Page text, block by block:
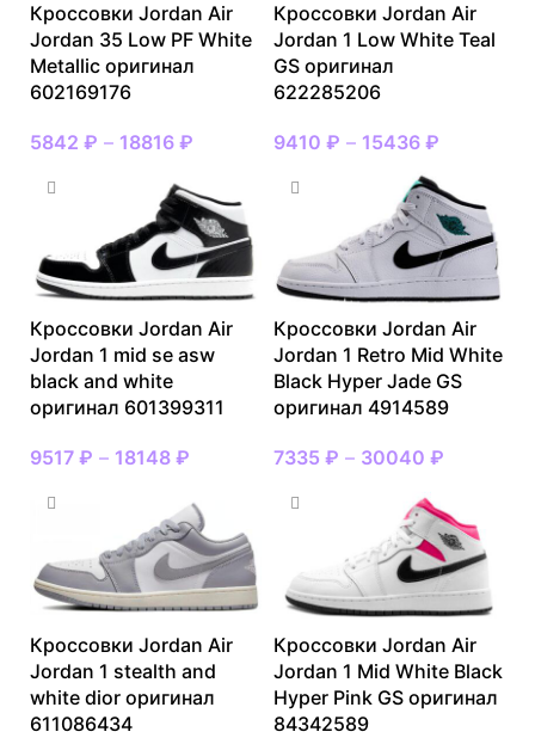
Кроссовки Jordan Air
Jordan 35 Low PF White
Metallic оригинал
602169176
5842 ₽ – 18816 ₽
Кроссовки Jordan Air
Jordan 1 Low White Teal
GS оригинал
622285206
9410 ₽ – 15436 ₽
Кроссовки Jordan Air
Jordan 1 mid se asw
black and white
оригинал 601399311
9517 ₽ – 18148 ₽
Кроссовки Jordan Air
Jordan 1 Retro Mid White
Black Hyper Jade GS
оригинал 4914589
7335 ₽ – 30040 ₽
Кроссовки Jordan Air
Jordan 1 stealth and
white dior оригинал
611086434
Кроссовки Jordan Air
Jordan 1 Mid White Black
Hyper Pink GS оригинал
84342589